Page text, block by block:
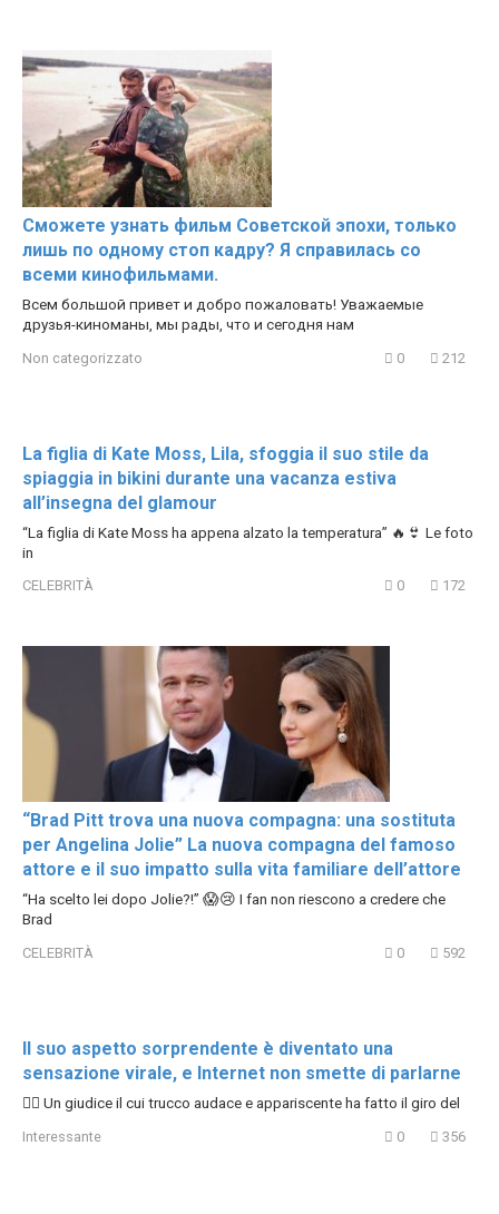
Сможете узнать фильм Советской эпохи, только
лишь по одному стоп кадру? Я справилась со
всеми кинофильмами.
Всем большой привет и добро пожаловать! Уважаемые
друзья-киноманы, мы рады, что и сегодня нам
Non categorizzato 0 212
La figlia di Kate Moss, Lila, sfoggia il suo stile da
spiaggia in bikini durante una vacanza estiva
all’insegna del glamour
“La figlia di Kate Moss ha appena alzato la temperatura” 🔥👙 Le foto
in
CELEBRITÀ 0 172
“Brad Pitt trova una nuova compagna: una sostituta
per Angelina Jolie” La nuova compagna del famoso
attore e il suo impatto sulla vita familiare dell’attore
“Ha scelto lei dopo Jolie?!” 😱😢 I fan non riescono a credere che
Brad
CELEBRITÀ 0 592
Il suo aspetto sorprendente è diventato una
sensazione virale, e Internet non smette di parlarne
👩‍⚖️ Un giudice il cui trucco audace e appariscente ha fatto il giro del
Interessante 0 356